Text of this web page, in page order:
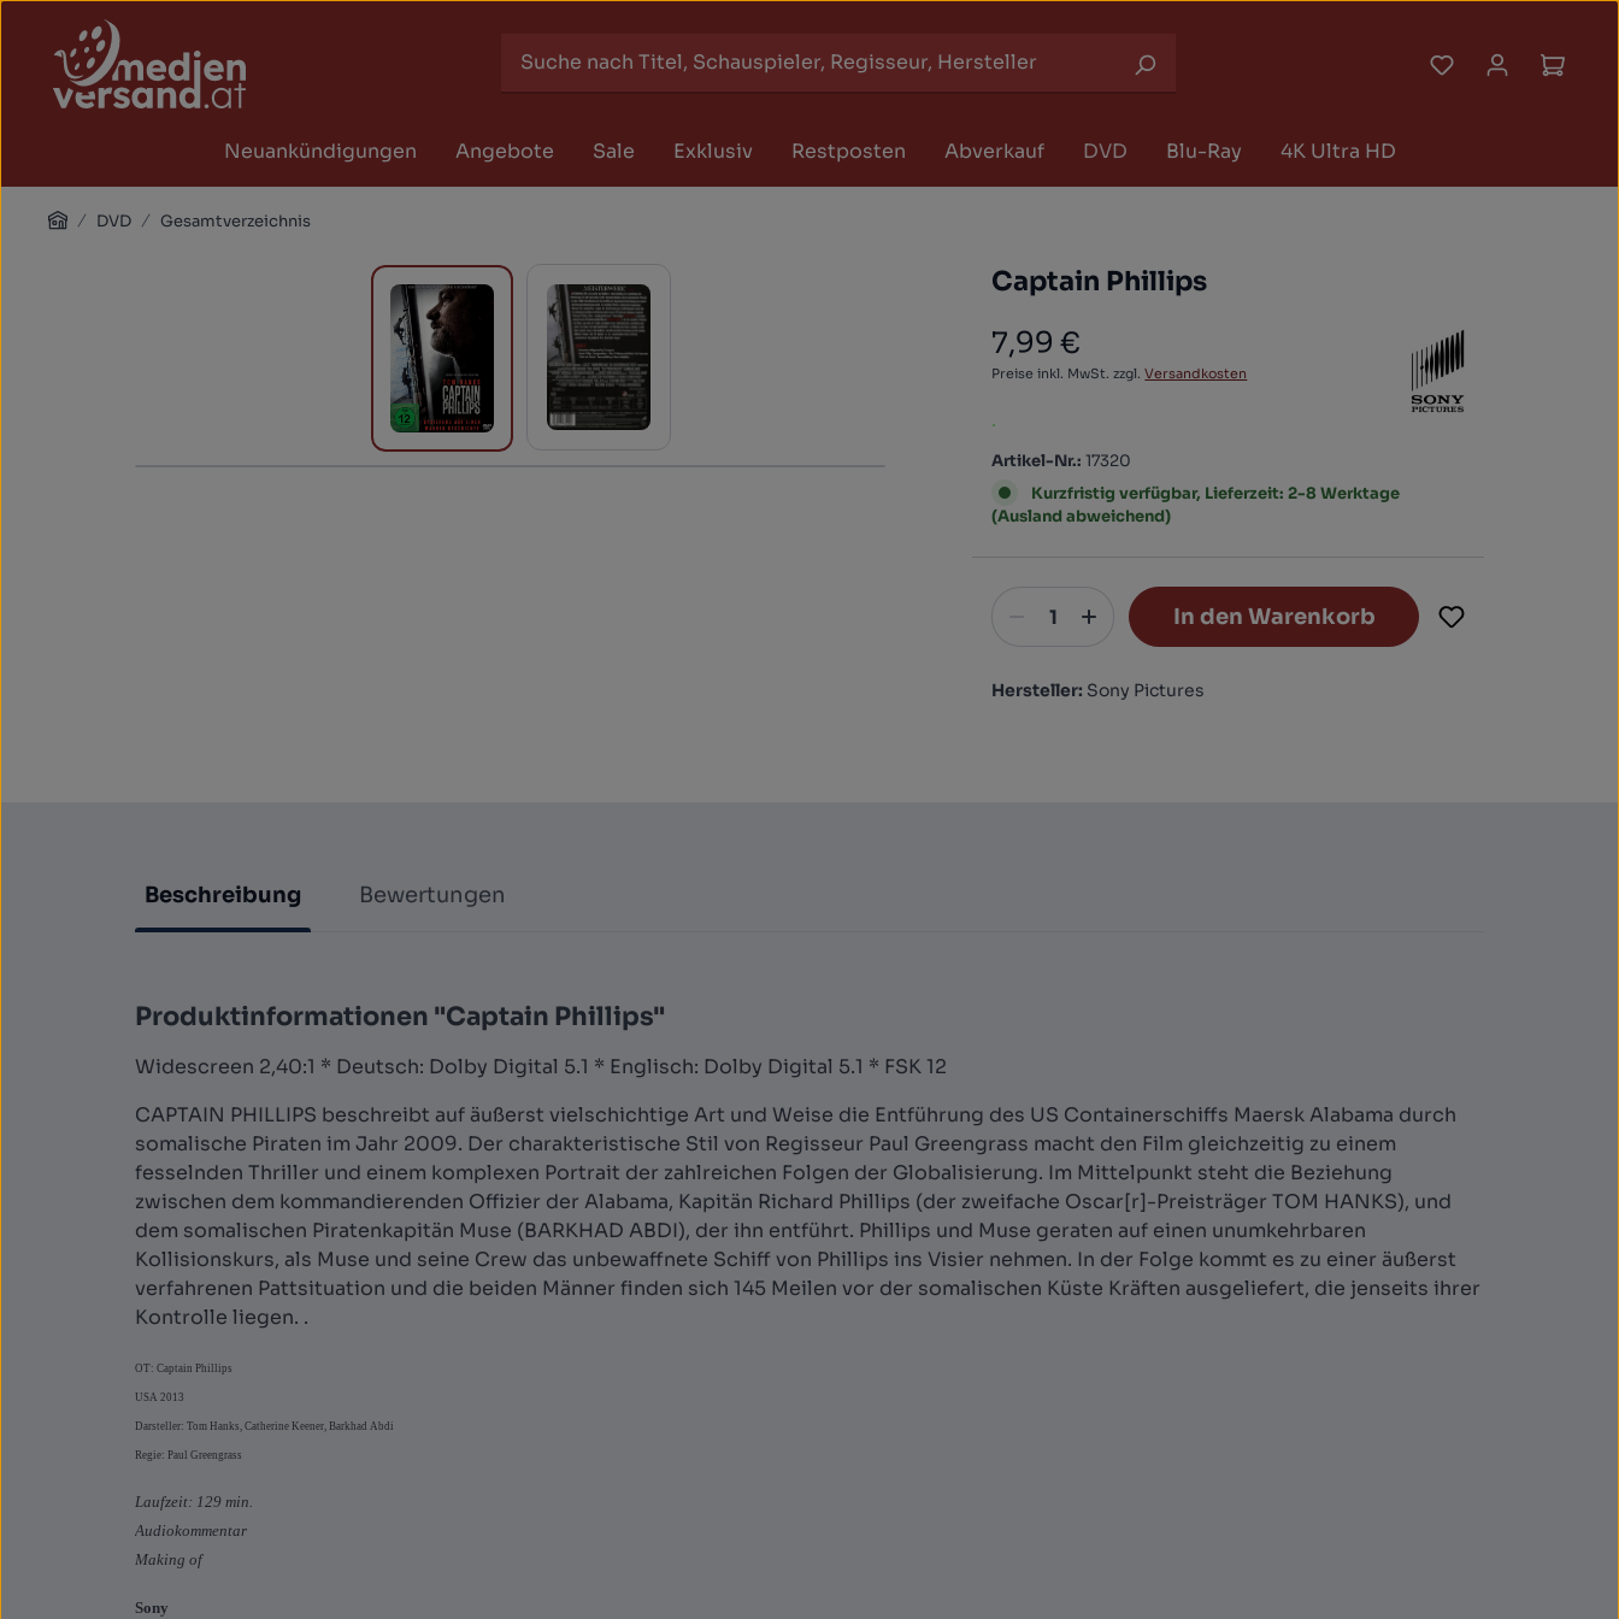
Zum Hauptinhalt springen
Zur Suche springen
Zur Hauptnavigation springen
Du hast 0
Neuankündigungen Angebote Sale Exklusiv Restposten Abverkauf DVD Blu-Ray 4K Ultra HD
HomeDVD Gesamtverzeichnis
Bildergalerie überspringen Captain Phillips
Regulärer Preis:
7,99 €
Preise inkl. MwSt. zzgl.Versandkosten
.
Artikel-Nr.:17320
Kurzfristig verfügbar, Lieferzeit: 2-8 Werktage
(Ausland abweichend)
In den Warenkorb
Hersteller: Sony Pictures
Beschreibung Bewertungen
Produktinformationen "Captain Phillips"
Widescreen 2,40:1 * Deutsch: Dolby Digital 5.1 * Englisch: Dolby Digital 5.1 * FSK 12
CAPTAIN PHILLIPS beschreibt auf äußerst vielschichtige Art und Weise die Entführung des US Containerschiffs Maersk Alabama durch
somalische Piraten im Jahr 2009. Der charakteristische Stil von Regisseur Paul Greengrass macht den Film gleichzeitig zu einem
fesselnden Thriller und einem komplexen Portrait der zahlreichen Folgen der Globalisierung. Im Mittelpunkt steht die Beziehung
zwischen dem kommandierenden Offizier der Alabama, Kapitän Richard Phillips (der zweifache Oscar[r]-Preisträger TOM HANKS), und
dem somalischen Piratenkapitän Muse (BARKHAD ABDI), der ihn entführt. Phillips und Muse geraten auf einen unumkehrbaren
Kollisionskurs, als Muse und seine Crew das unbewaffnete Schiff von Phillips ins Visier nehmen. In der Folge kommt es zu einer äußerst
verfahrenen Pattsituation und die beiden Männer finden sich 145 Meilen vor der somalischen Küste Kräften ausgeliefert, die jenseits ihrer
Kontrolle liegen. .
OT: Captain Phillips
USA 2013
Darsteller: Tom Hanks, Catherine Keener, Barkhad Abdi
Regie: Paul Greengrass
Laufzeit: 129 min.
Audiokommentar
Making of
Sony